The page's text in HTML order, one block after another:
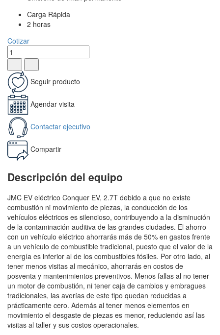
Carga Rápida
2 horas
Cotizar
Seguir producto
Agendar visita
Contactar ejecutivo
Compartir
Descripción del equipo
JMC EV eléctrico Conquer EV, 2.7T debido a que no existe
combustión ni movimiento de piezas, la conducción de los
vehículos eléctricos es silencioso, contribuyendo a la disminución
de la contaminación auditiva de las grandes ciudades. El ahorro
con un vehículo eléctrico ahorrarás más de 50% en gastos frente
a un vehículo de combustible tradicional, puesto que el valor de la
energía es inferior al de los combustibles fósiles. Por otro lado, al
tener menos visitas al mecánico, ahorrarás en costos de
posventa y mantenimientos preventivos. Menos fallas al no tener
un motor de combustión, ni tener caja de cambios y embragues
tradicionales, las averías de este tipo quedan reducidas a
prácticamente cero. Además al tener menos elementos en
movimiento el desgaste de piezas es menor, reduciendo así las
visitas al taller y sus costos operacionales.